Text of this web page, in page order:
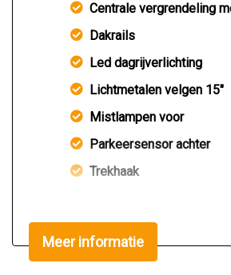
Centrale vergrendeling
Dakrails
Led dagrijverlichting
Lichtmetalen velgen 15"
Mistlampen voor
Parkeersensor achter
Trekhaak
Meer informatie